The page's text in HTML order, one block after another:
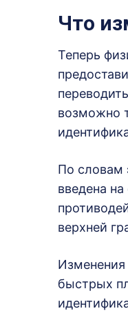
Что
Теперь
возможно
По словам
введена
верхней
быстрых